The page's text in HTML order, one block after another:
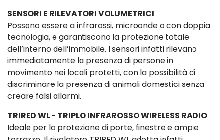
SENSORI E RILEVATORI VOLUMETRICI
Possono essere a infrarossi, microonde o con doppia
tecnologia, e garantiscono la protezione totale
dell’interno dell’immobile. I sensori infatti rilevano
immediatamente la presenza di persone in
movimento nei locali protetti, con la possibilità di
discriminare la presenza di animali domestici senza
creare falsi allarmi.
TRIRED WL - TRIPLO INFRAROSSO WIRELESS RADIO
Ideale per la protezione di porte, finestre e ampie